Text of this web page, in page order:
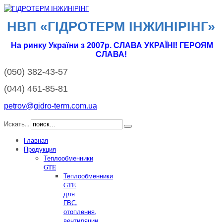
НВП «ГІДРОТЕРМ IНЖИНІРІНГ»
На ринку України з 2007р. СЛАВА УКРАЇНІ! ГЕРОЯМ
СЛАВА!
(050) 382-43-57
(044) 461-85-81
petrov@gidro-term.com.ua
Искать...
Главная
Продукция
Теплообменники
GTE
Теплообменники
GTE
для
ГВС,
отопления,